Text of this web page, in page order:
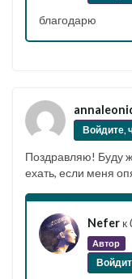
благодарю
Войдите,
Поздравляю! Буду
ехать, если меня
Nefer к
Автор